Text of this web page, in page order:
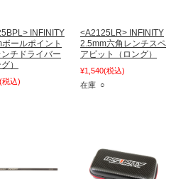
INFINITY
ールポイント
チドライバー
）
(税込)
<A2125LR> INFINITY
2.5mm六角レンチスペ
アビット（ロング）
¥1,540(税込)
在庫 ○